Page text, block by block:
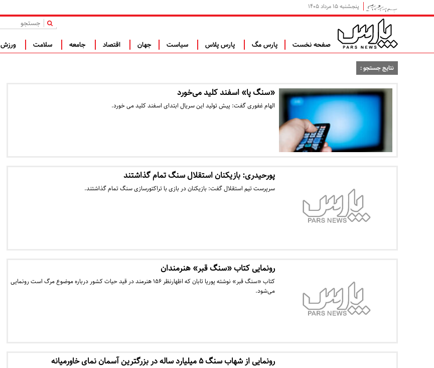
پنجشنبه ۱۵ مرداد ۱۴۰۵
|
صفحه نخست پارس مگ پارس پلاس سیاست جهان اقتصاد جامعه سلامت ورزش
نتایج جستجو :
«سنگ پا» اسفند کلید می‌خورد
الهام غفوری گفت: پیش تولید این سریال ابتدای اسفند کلید می خورد.
پورحیدری: بازیکنان استقلال سنگ تمام گذاشتند
سرپرست تیم استقلال گفت: بازیکنان در بازی با تراکتورسازی سنگ تمام گذاشتند.
رونمایی کتاب «سنگ قبر» هنرمندان
کتاب «سنگ قبر» نوشته پوریا تابان که اظهارنظر ١۵۶ هنرمند در قید حیات کشور درباره موضوع مرگ است رونمایی
می‌شود.
رونمایی از شهاب سنگ ۵ میلیارد ساله در بزرگترین آسمان نمای خاورمیانه